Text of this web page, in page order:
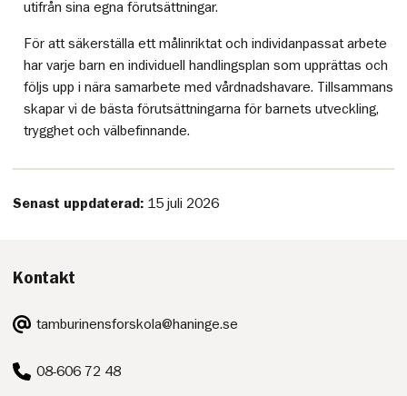
utifrån sina egna förutsättningar.
För att säkerställa ett målinriktat och individanpassat arbete
har varje barn en individuell handlingsplan som upprättas och
följs upp i nära samarbete med vårdnadshavare. Tillsammans
skapar vi de bästa förutsättningarna för barnets utveckling,
trygghet och välbefinnande.
Senast uppdaterad: 15 juli 2026
Kontakt
E-
post:
tamburinensforskola@haninge.se
Telefon:
08-606 72 48